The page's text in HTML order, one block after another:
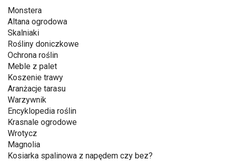
Monstera
Altana ogrodowa
Skalniaki
Rośliny doniczkowe
Ochrona roślin
Meble z palet
Koszenie trawy
Aranżacje tarasu
Warzywnik
Encyklopedia roślin
Krasnale ogrodowe
Wrotycz
Magnolia
Kosiarka spalinowa z napędem czy bez?